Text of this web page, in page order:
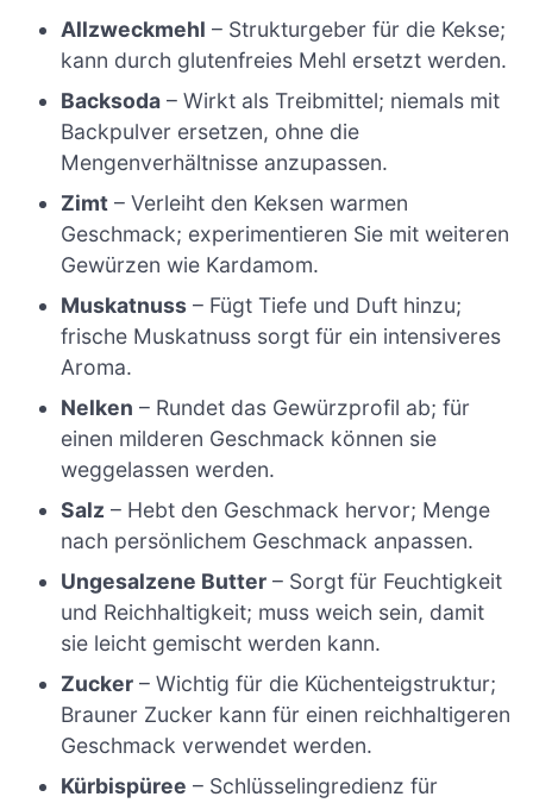
Allzweckmehl – Strukturgeber für die Kekse;
kann durch glutenfreies Mehl ersetzt werden.
Backsoda – Wirkt als Treibmittel; niemals mit
Backpulver ersetzen, ohne die
Mengenverhältnisse anzupassen.
Zimt – Verleiht den Keksen warmen
Geschmack; experimentieren Sie mit weiteren
Gewürzen wie Kardamom.
Muskatnuss – Fügt Tiefe und Duft hinzu;
frische Muskatnuss sorgt für ein intensiveres
Aroma.
Nelken – Rundet das Gewürzprofil ab; für
einen milderen Geschmack können sie
weggelassen werden.
Salz – Hebt den Geschmack hervor; Menge
nach persönlichem Geschmack anpassen.
Ungesalzene Butter – Sorgt für Feuchtigkeit
und Reichhaltigkeit; muss weich sein, damit
sie leicht gemischt werden kann.
Zucker – Wichtig für die Küchenteigstruktur;
Brauner Zucker kann für einen reichhaltigeren
Geschmack verwendet werden.
Kürbispüree – Schlüsselingredienz für